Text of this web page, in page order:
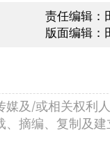
责任编辑：
版面编辑：
媒及/或相关权利
、摘编、复制及建